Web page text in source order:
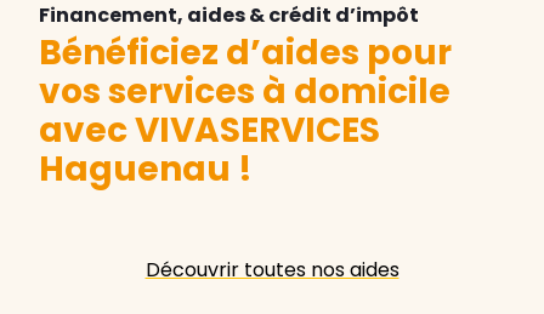
Financement, aides & crédit d’impôt
Bénéficiez d’aides pour
vos services à domicile
avec VIVASERVICES
Haguenau !
Découvrir toutes nos aides